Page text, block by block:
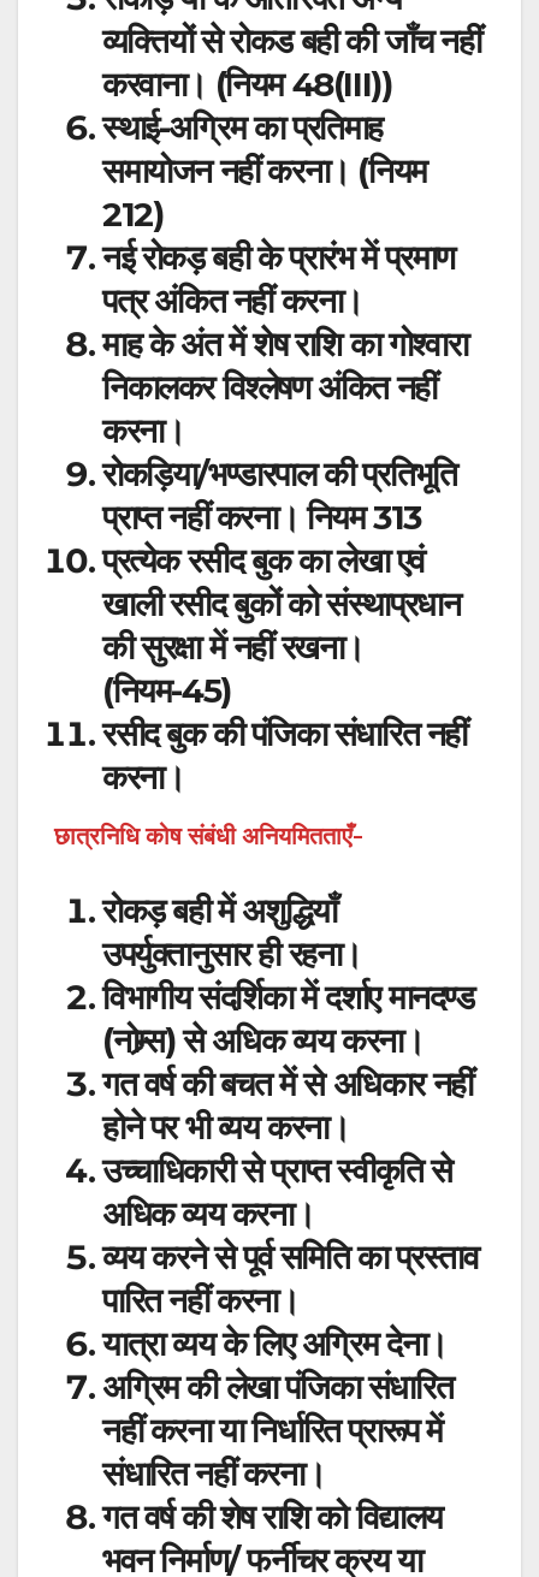
व्यक्तियों से रोकड बही की जाँच नहीं
करवाना। (नियम 48(III))
स्थाई-अग्रिम का प्रतिमाह
समायोजन नहीं करना। (नियम
212)
नई रोकड़ बही के प्रारंभ में प्रमाण
पत्र अंकित नहीं करना।
माह के अंत में शेष राशि का गोश्वारा
निकालकर विश्लेषण अंकित नहीं
करना।
रोकड़िया/भण्डारपाल की प्रतिभूति
प्राप्त नहीं करना। नियम 313
प्रत्येक रसीद बुक का लेखा एवं
खाली रसीद बुकों को संस्थाप्रधान
की सुरक्षा में नहीं रखना।
(नियम-45)
रसीद बुक की पंजिका संधारित नहीं
करना।
छात्रनिधि कोष संबंधी अनियमितताएँ-
रोकड़ बही में अशुद्धियाँ
उपर्युक्तानुसार ही रहना।
विभागीय संदर्शिका में दर्शाए मानदण्ड
(नोम्र्स) से अधिक व्यय करना।
गत वर्ष की बचत में से अधिकार नहीं
होने पर भी व्यय करना।
उच्चाधिकारी से प्राप्त स्वीकृति से
अधिक व्यय करना।
व्यय करने से पूर्व समिति का प्रस्ताव
पारित नहीं करना।
यात्रा व्यय के लिए अग्रिम देना।
अग्रिम की लेखा पंजिका संधारित
नहीं करना या निर्धारित प्रारूप में
संधारित नहीं करना।
गत वर्ष की शेष राशि को विद्यालय
भवन निर्माण/ फर्नीचर क्रय या